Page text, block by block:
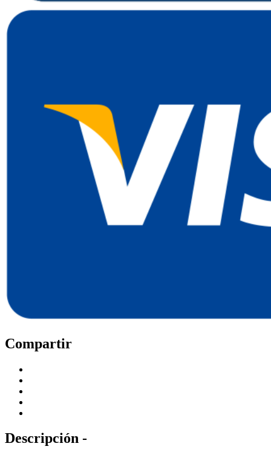
Compartir
Descripción -